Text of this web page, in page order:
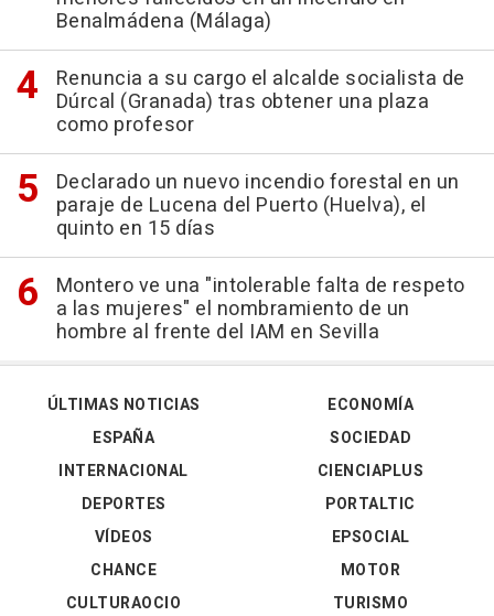
Benalmádena (Málaga)
Renuncia a su cargo el alcalde socialista de
Dúrcal (Granada) tras obtener una plaza
como profesor
Declarado un nuevo incendio forestal en un
paraje de Lucena del Puerto (Huelva), el
quinto en 15 días
Montero ve una "intolerable falta de respeto
a las mujeres" el nombramiento de un
hombre al frente del IAM en Sevilla
ÚLTIMAS NOTICIAS
ESPAÑA
INTERNACIONAL
DEPORTES
VÍDEOS
ECONOMÍA
SOCIEDAD
CIENCIAPLUS
PORTALTIC
EPSOCIAL
CHANCE
CULTURAOCIO
MOTOR
TURISMO